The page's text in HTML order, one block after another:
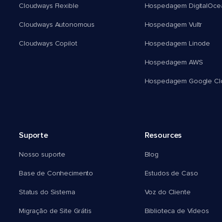
Cloudways Flexible
Cloudways Autonomous
Cloudways Copilot
Hospedagem
Hospedagem Vultr
Hospedagem Linode
Hospedagem AWS
Hospedagem Google
Suporte
Nosso suporte
Base de Conhecimento
Status do Sistema
Migração de Site Grátis
Resources
Blog
Estudos de Caso
Voz do Cliente
Biblioteca de Vídeos